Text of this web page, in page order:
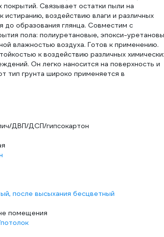
Связывает остатки пыли на
воздействию влаги и различных
до образования глянца. Совместим с
пола: полиуретановые, эпокси-
влажностью воздуха. Готов к применению.
к воздействию различных
Он легко наносится на поверхность и
тип грунта широко применяется в
ДВП/ДСП/гипсокартон
после высыхания бесцветный
помещения